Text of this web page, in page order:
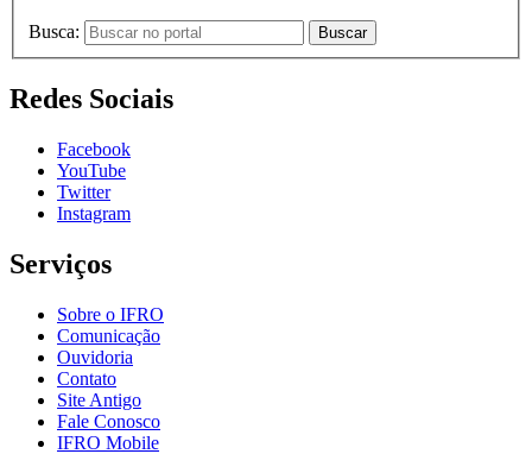
Busca: Buscar
Redes Sociais
Facebook
YouTube
Twitter
Instagram
Serviços
Sobre o IFRO
Comunicação
Ouvidoria
Contato
Site Antigo
Fale Conosco
IFRO Mobile